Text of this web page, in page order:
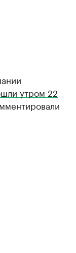
утром 22